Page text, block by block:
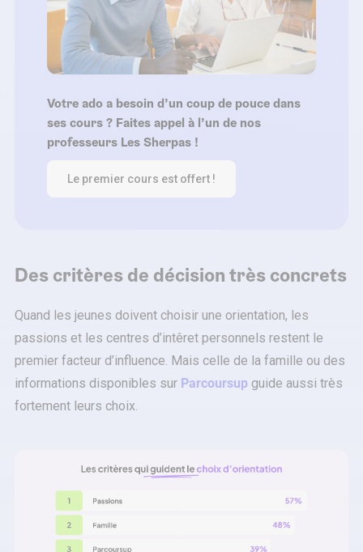
Votre ado a besoin d’un coup de pouce dans
ses cours ? Faites appel à l’un de nos
professeurs Les Sherpas !
Le premier cours est offert !
Des critères de décision très concrets
Quand les jeunes doivent choisir une orientation, les
passions et les centres d’intêret personnels restent le
premier facteur d’influence. Mais celle de la famille ou des
informations disponibles sur Parcoursup guide aussi très
fortement leurs choix.